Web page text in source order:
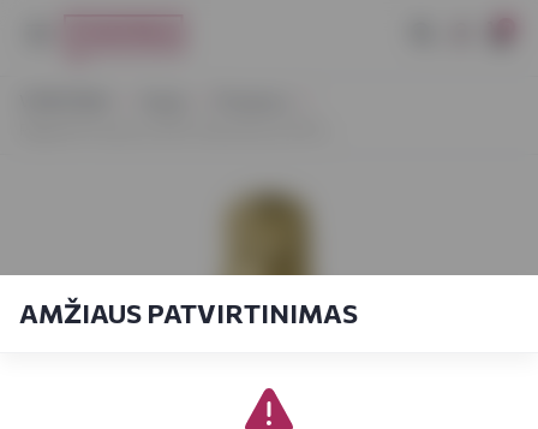
AMŽIAUS PATVIRTINIMAS